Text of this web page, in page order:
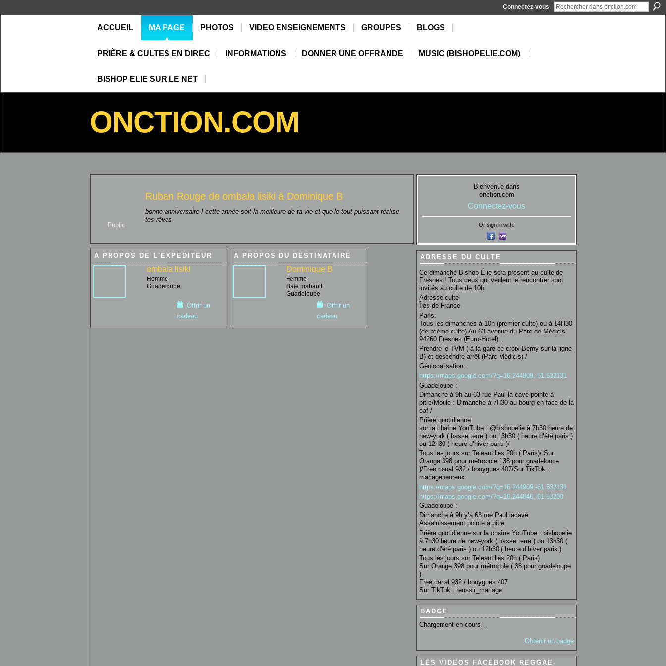
Connectez-vous
ACCUEIL MA PAGE PHOTOS VIDEO ENSEIGNEMENTS GROUPES BLOGS
PRIÈRE & CULTES EN DIREC INFORMATIONS DONNER UNE OFFRANDE MUSIC (BISHOPELIE.COM)
BISHOP ELIE SUR LE NET
ONCTION.COM
Public
Ruban Rouge de ombala lisiki à Dominique B
bonne anniversaire ! cette année soit la meilleure de ta vie et que le tout puissant réalise
tes rêves
À PROPOS DE L'EXPÉDITEUR
ombala lisiki
Homme
Guadeloupe
Offrir un
cadeau
À PROPOS DU DESTINATAIRE
Dominique B
Femme
Baie mahault
Guadeloupe
Offrir un
cadeau
Bienvenue dans
onction.com
Connectez-vous
Or sign in with:
ADRESSE DU CULTE
Ce dimanche Bishop Élie sera présent au culte de
Fresnes ! Tous ceux qui veulent le rencontrer sont
invités au culte de 10h
Adresse culte
Îles de France
Paris:
Tous les dimanches à 10h (premier culte) ou à 14H30
(deuxième culte) Au 63 avenue du Parc de Médicis
94260 Fresnes (Euro-Hotel) ..
Prendre le TVM ( à la gare de croix Berny sur la ligne
B) et descendre arrêt (Parc Médicis) /
Géolocalisation :
https://maps.google.com/?q=16.244909,-61.532131
Guadeloupe :
Dimanche à 9h au 63 rue Paul la cavé pointe à
pitre/Moule : Dimanche à 7H30 au bourg en face de la
caf /
Prière quotidienne
sur la chaîne YouTube : @bishopelie à 7h30 heure de
new-york ( basse terre ) ou 13h30 ( heure d’été paris )
ou 12h30 ( heure d’hiver paris )/
Tous les jours sur Teleantilles 20h ( Paris)/ Sur
Orange 398 pour métropole ( 38 pour guadeloupe
)/Free canal 932 / bouygues 407/Sur TikTok :
mariageheureux
https://maps.google.com/?q=16.244909,-61.532131
https://maps.google.com/?q=16.244846,-61.53200
Guadeloupe :
Dimanche à 9h y’a 63 rue Paul lacavé
Assainissement pointe à pitre
Prière quotidienne sur la chaîne YouTube : bishopelie
à 7h30 heure de new-york ( basse terre ) ou 13h30 (
heure d’été paris ) ou 12h30 ( heure d’hiver paris )
Tous les jours sur Teleantilles 20h ( Paris)
Sur Orange 398 pour métropole ( 38 pour guadeloupe
)
Free canal 932 / bouygues 407
Sur TikTok : reussir_mariage
BADGE
Chargement en cours…
Obtenir un badge
LES VIDEOS FACEBOOK REGGAE-